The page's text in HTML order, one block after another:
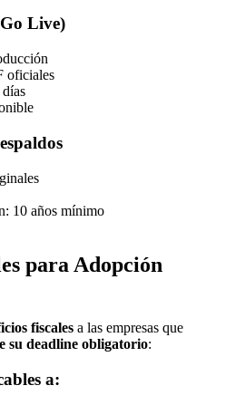
Live)
oficiales
10 años mínimo
para Adopción
fiscales a las empresas que
su deadline obligatorio:
a: